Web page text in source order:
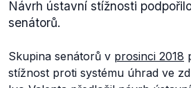
Návrh ústavní stížnosti
senátorů.
Skupina senátorů v prosinci 2018
stížnost proti systému úhrad ve